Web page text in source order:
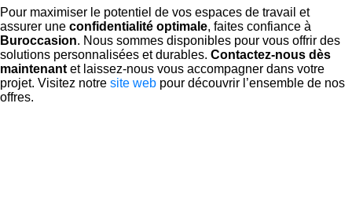
Pour maximiser le potentiel de vos espaces de travail et
assurer une confidentialité optimale, faites confiance à
Buroccasion. Nous sommes disponibles pour vous offrir des
solutions personnalisées et durables. Contactez-nous dès
maintenant et laissez-nous vous accompagner dans votre
projet. Visitez notre site web pour découvrir l’ensemble de nos
offres.